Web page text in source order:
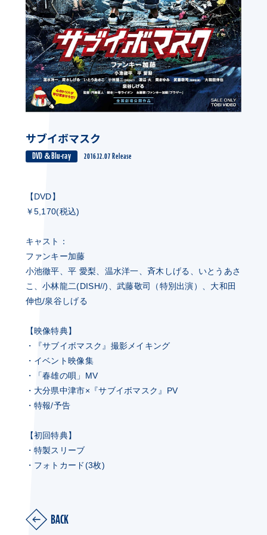
サブイボマスク
DVD＆Blu-ray 2016.12.07 Release
【DVD】
￥5,170(税込)
キャスト：
ファンキー加藤
小池徹平、平 愛梨、温水洋一、斉木しげる、いとうあさ
こ、小林龍二(DISH//)、武藤敬司（特別出演）、大和田
伸也/泉谷しげる
【映像特典】
・『サブイボマスク』撮影メイキング
・イベント映像集
・「春雄の唄」MV
・大分県中津市×『サブイボマスク』PV
・特報/予告
【初回特典】
・特製スリーブ
・フォトカード(3枚)
BACK